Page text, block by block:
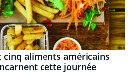
cinq aliments américains
cette journée